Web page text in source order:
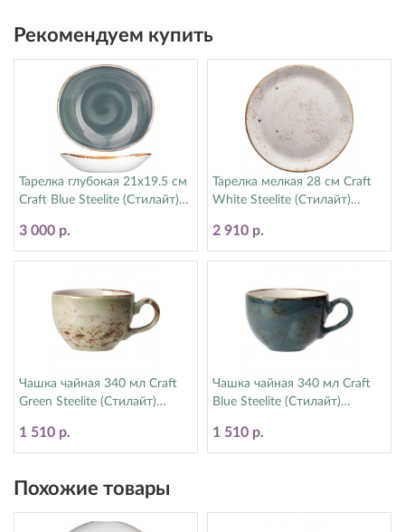
Рекомендуем купить
Тарелка глубокая 21х19.5 см
Craft Blue Steelite (Стилайт)
3 000 р.
Тарелка мелкая 28 см Craft
White Steelite (Стилайт)
2 910 р.
Чашка чайная 340 мл Craft
Green Steelite (Стилайт)
1 510 р.
Чашка чайная 340 мл Craft
Blue Steelite (Стилайт)
1 510 р.
Похожие товары